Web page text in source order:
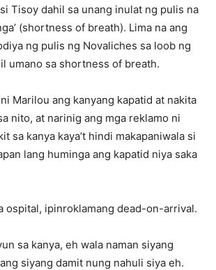
Tisoy dahil sa unang inulat ng pulis na
(shortness of breath). Lima na ang
ng pulis ng Novaliches sa loob ng
umano sa shortness of breath.
Marilou ang kanyang kapatid at nakita
nito, at narinig ang mga reklamo ni
sa kanya kaya’t hindi makapaniwala si
lang huminga ang kapatid niya saka
ospital, ipinroklamang dead-on-arrival.
sa kanya, eh wala naman siyang
siyang damit nung nahuli siya eh.